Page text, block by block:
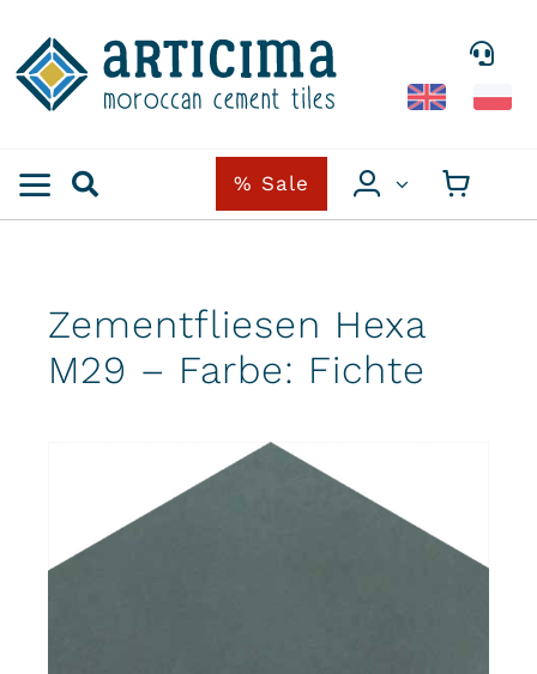
content
% Sale
Zementfliesen Hexa
M29 – Farbe: Fichte